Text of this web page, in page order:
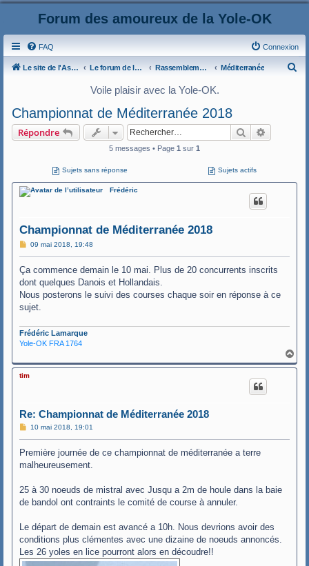
Forum des amoureux de la Yole-OK
FAQ Connexion
Le site de l'AspryOK Le forum de la Yole-OK Rassemblements Méditerranée
Voile plaisir avec la Yole-OK.
Championnat de Méditerranée 2018
Répondre Rechercher
5 messages • Page 1 sur 1
Sujets sans réponse Sujets actifs
Frédéric
Championnat de Méditerranée 2018
M
s
g
e
09 mai 2018, 19:48
Ça commence demain le 10 mai. Plus de 20 concurrents inscrits
dont quelques Danois et Hollandais.
Nous posterons le suivi des courses chaque soir en réponse à ce
sujet.
Frédéric Lamarque
Yole-OK FRA 1764
a
u
tim
Re: Championnat de Méditerranée 2018
M
s
g
10 mai 2018, 19:01
Première journée de ce championnat de méditerranée a terre
malheureusement.
25 à 30 noeuds de mistral avec Jusqu a 2m de houle dans la baie
de bandol ont contraints le comité de course à annuler.
Le départ de demain est avancé a 10h. Nous devrions avoir des
conditions plus clémentes avec une dizaine de noeuds annoncés.
Les 26 yoles en lice pourront alors en découdre!!